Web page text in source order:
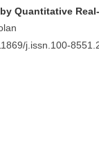
Quantitative
j.issn.100-